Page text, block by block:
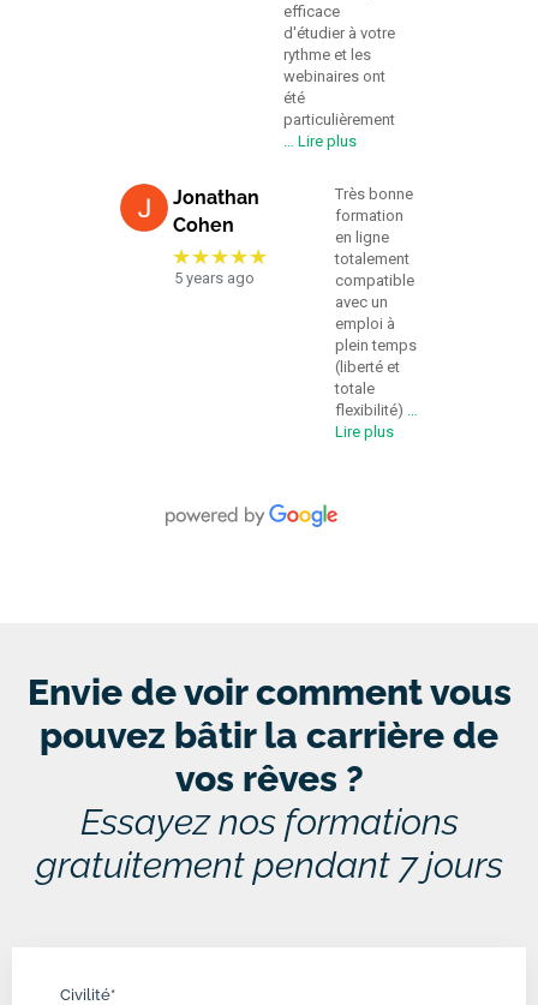
efficace
d'étudier à votre
rythme et les
webinaires ont
été
particulièrement
… Lire plus
Jonathan
Cohen
★★★★★
5 years ago
Très bonne
formation
en ligne
totalement
compatible
avec un
emploi à
plein temps
(liberté et
totale
flexibilité)
Lire plus
Envie de voir comment vous
pouvez bâtir la carrière de
vos rêves ?
Essayez nos formations
gratuitement pendant 7 jours
Civilité*